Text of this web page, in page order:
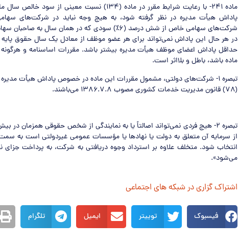
ماده ۲۴۱‏- با رعايت شرايط مقرر در ماده (۱۳۴) نسبت
شرکت‌هاي سهامي خاص از شش درصد (۶٪) سودي که در همان سال
در هر حال اين پاداش نمي‌تواند براي هر عضو موظف از معادل يک سال حقوق
حداقل پاداش اعضاي موظف هيأت مديره بيشتر باشد. مقررات اساسنامه و
ماده باشد، باطل و بلااثر است.
تبصره ۱‏- شرکت‌هاي دولتي، مشمول مقررات اين ماده در خصوص پاداش هيأت
(۷۸) قانون مديريت خدمات کشوري مصوب ۱۳۸۶.۷.۸ مي‌باشند.
تبصره ۲‏- هيچ فردي نمي‌تواند اصالتاً يا به نمايندگي از شخص حقوقي همزمان
از سرمايه آن متعلق به دولت يا نهادها يا مؤسسات عمومي غيردولتي است به
انتخاب شود. متخلف علاوه بر استرداد وجوه دريافتي به شرکت، به پرداخت
مي‌شود».‏
اشتراک گزاری در شبکه های اجتماعی
فیسبوک توییتر ایمیل تلگرام